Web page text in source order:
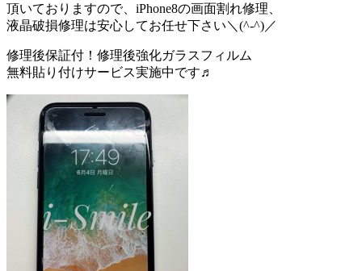
頂いておりますので、iPhone8の画面割れ修理、
液晶破損修理は安心してお任せ下さい＼(^-^)／
修理後保証付！修理後強化ガラスフィルム
無料貼り付けサービス実施中です♬